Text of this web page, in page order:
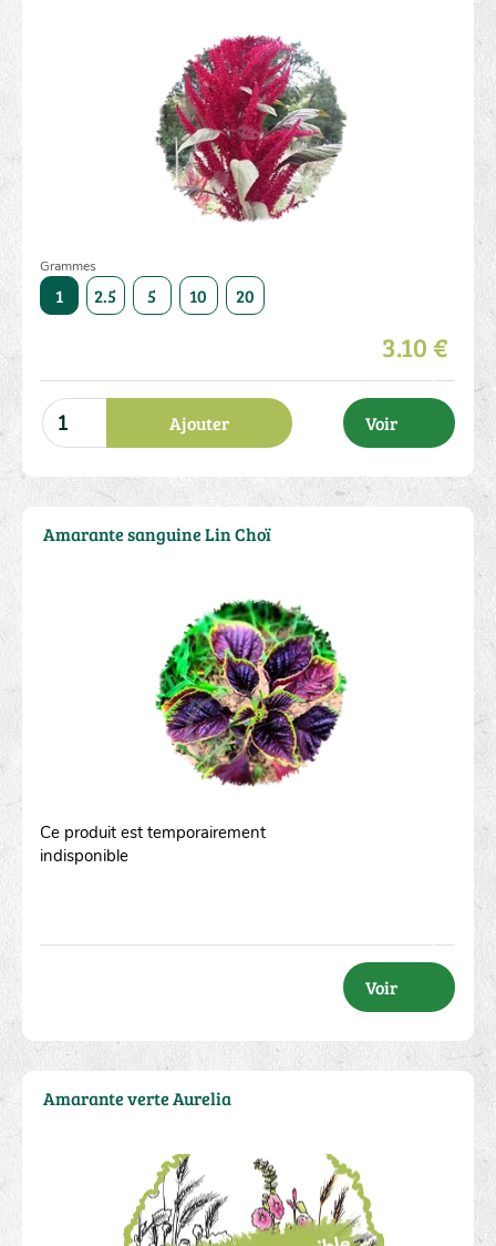
Grammes
1 2.5 5 10 20 10
3.10 €
Ajouter Voir
Ce produit est temporairement
indisponible
Voir
Amarante sanguine Lin Choï
Amarante verte Aurelia